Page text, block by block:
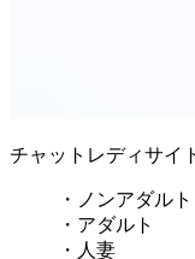
チャットレディサイ
・ノンアダルト
・アダルト
・人妻